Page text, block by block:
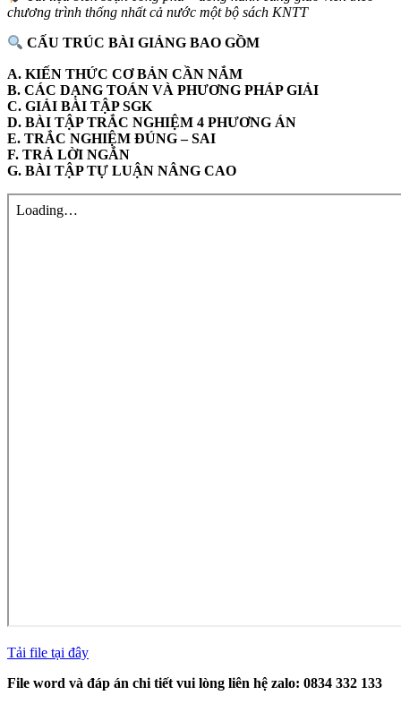
chương trình thống nhất cả nước một bộ sách KNTT
CẤU TRÚC BÀI GIẢNG BAO GỒM
A. KIẾN THỨC CƠ BẢN CẦN NẮM
B. CÁC DẠNG TOÁN VÀ PHƯƠNG PHÁP GIẢI
C. GIẢI BÀI TẬP SGK
D. BÀI TẬP TRẮC NGHIỆM 4 PHƯƠNG ÁN
E. TRẮC NGHIỆM ĐÚNG – SAI
F. TRẢ LỜI NGẮN
G. BÀI TẬP TỰ LUẬN NÂNG CAO
Tải file tại đây
File word và đáp án chi tiết vui lòng liên hệ zalo: 0834 332 133